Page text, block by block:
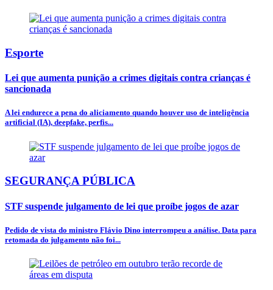
Esporte
Lei que aumenta punição a crimes digitais contra crianças é
sancionada
A lei endurece a pena do aliciamento quando houver uso de inteligência
artificial (IA), deepfake, perfis...
SEGURANÇA PÚBLICA
STF suspende julgamento de lei que proíbe jogos de azar
Pedido de vista do ministro Flávio Dino interrompeu a análise. Data para
retomada do julgamento não foi...